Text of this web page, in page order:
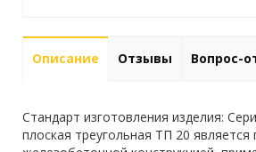
Описание Отзывы Вопрос-
Стандарт изготовления изделия:
плоская треугольная ТП 20 является